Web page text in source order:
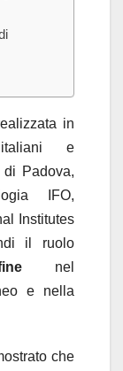
in
e
di Padova,
IFO,
Institutes
il ruolo
nel
e nella
che